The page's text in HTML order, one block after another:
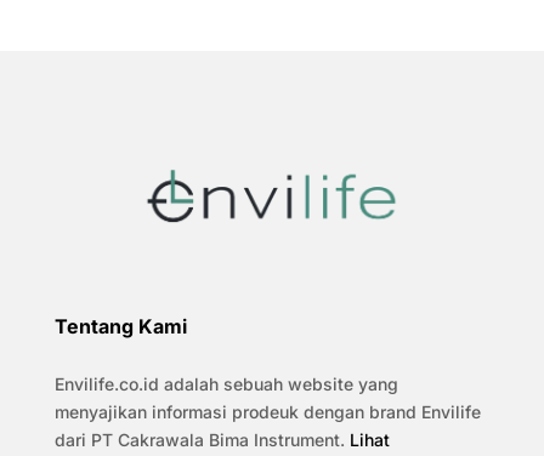
Tentang Kami
Envilife.co.id adalah sebuah website yang
menyajikan informasi prodeuk dengan brand Envilife
dari PT Cakrawala Bima Instrument. Lihat